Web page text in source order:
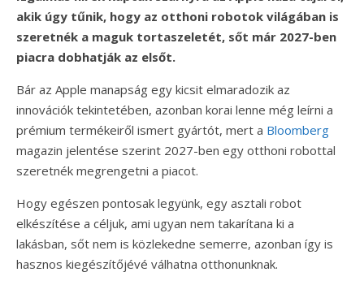
akik úgy tűnik, hogy az otthoni robotok világában is
szeretnék a maguk tortaszeletét, sőt már 2027-ben
piacra dobhatják az elsőt.
Bár az Apple manapság egy kicsit elmaradozik az
innovációk tekintetében, azonban korai lenne még leírni a
prémium termékeiről ismert gyártót, mert a Bloomberg
magazin jelentése szerint 2027-ben egy otthoni robottal
szeretnék megrengetni a piacot.
Hogy egészen pontosak legyünk, egy asztali robot
elkészítése a céljuk, ami ugyan nem takarítana ki a
lakásban, sőt nem is közlekedne semerre, azonban így is
hasznos kiegészítőjévé válhatna otthonunknak.